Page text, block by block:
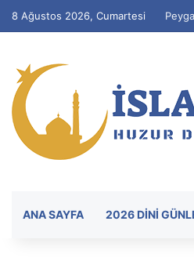
8 Ağustos 2026, Cumartesi
ANA SAYFA 2026 DİNİ